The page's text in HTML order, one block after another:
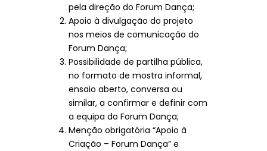
pela direção do Forum Dança;
Apoio à divulgação do projeto
nos meios de comunicação do
Forum Dança;
Possibilidade de partilha pública,
no formato de mostra informal,
ensaio aberto, conversa ou
similar, a confirmar e definir com
a equipa do Forum Dança;
Menção obrigatória “Apoio à
Criação – Forum Dança” e